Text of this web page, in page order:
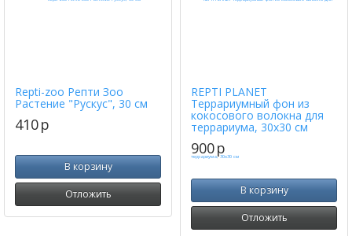
Repti-zoo Репти Зоо
Растение "Рускус", 30 cм
410p
В корзину
Отложить
REPTI PLANET
Террариумный фон из
кокосового волокна для
террариума, 30х30 см
900p
В корзину
Отложить